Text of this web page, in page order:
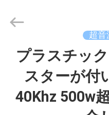
2026
Equipment
超音
プラスチッ
スターが付
40Khz 500w